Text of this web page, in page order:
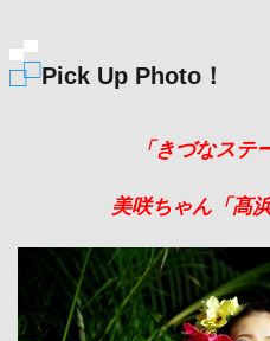
Pick Up Photo！
「きづなステ
美咲ちゃん「髙